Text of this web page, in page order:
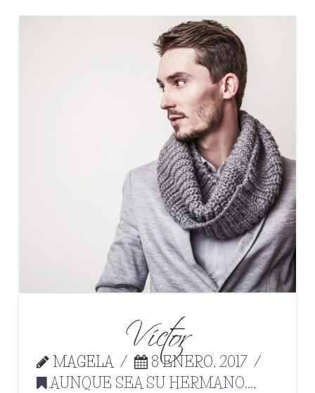
Víctor
MAGELA
8 ENERO, 2017
AUNQUE SEA SU HERMANO...,